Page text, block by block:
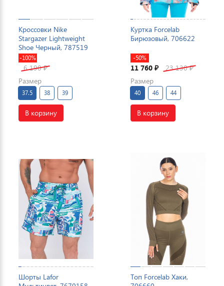
Кроссовки Nike
Stargazer Lightweight
Shoe Черный, 787519
-100%
6 190₽
Размер
37.5 38 39
В корзину
Куртка Forcelab
Бирюзовый, 706622
-50%
11 760 ₽ 23 130₽
Размер
40 46 44
В корзину
Шорты Lafor
Топ Forcelab Хаки,